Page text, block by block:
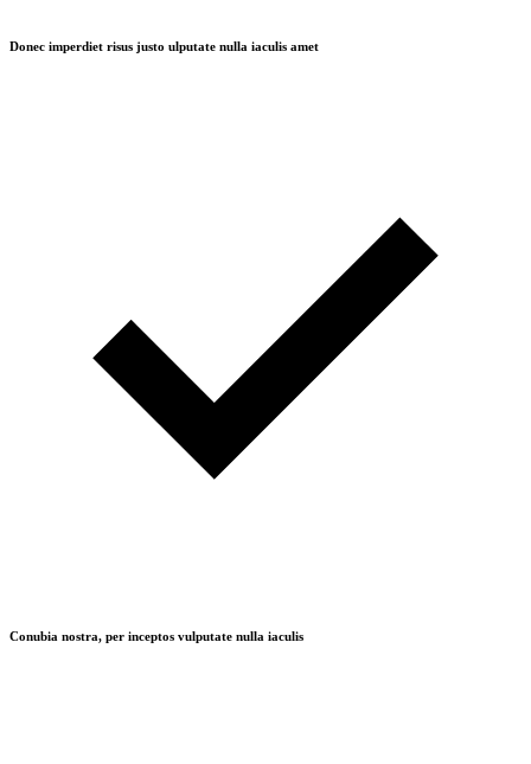
Donec imperdiet risus justo ulputate nulla iaculis amet
Conubia nostra, per inceptos vulputate nulla iaculis